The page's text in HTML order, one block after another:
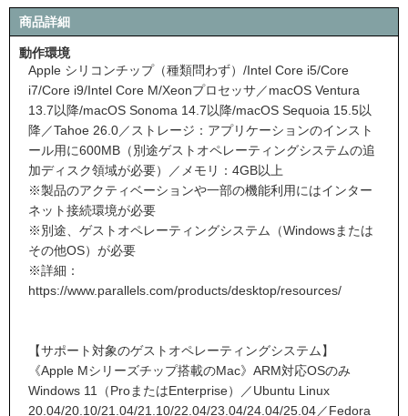
商品詳細
動作環境
Apple シリコンチップ（種類問わず）/Intel Core i5/Core
i7/Core i9/Intel Core M/Xeonプロセッサ／macOS Ventura
13.7以降/macOS Sonoma 14.7以降/macOS Sequoia 15.5以
降／Tahoe 26.0／ストレージ：アプリケーションのインスト
ール用に600MB（別途ゲストオペレーティングシステムの追
加ディスク領域が必要）／メモリ：4GB以上
※製品のアクティベーションや一部の機能利用にはインター
ネット接続環境が必要
※別途、ゲストオペレーティングシステム（Windowsまたは
その他OS）が必要
※詳細：
https://www.parallels.com/products/desktop/resources/
【サポート対象のゲストオペレーティングシステム】
《Apple Mシリーズチップ搭載のMac》ARM対応OSのみ
Windows 11（ProまたはEnterprise）／Ubuntu Linux
20.04/20.10/21.04/21.10/22.04/23.04/24.04/25.04／Fedora